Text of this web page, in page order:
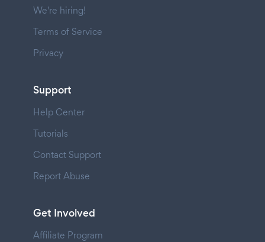
We're hiring!
Terms of Service
Privacy
Support
Help Center
Tutorials
Contact Support
Report Abuse
Get Involved
Affiliate Program